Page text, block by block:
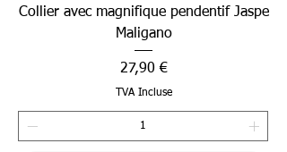
Collier avec magnifique pendentif Jaspe
Maligano
Prix
27,90 €
TVA Incluse